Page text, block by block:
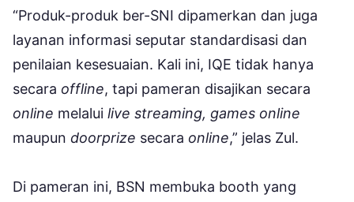
“Produk-produk ber-SNI dipamerkan dan juga
layanan informasi seputar standardisasi dan
penilaian kesesuaian. Kali ini, IQE tidak hanya
secara offline, tapi pameran disajikan secara
online melalui live streaming, games online
maupun doorprize secara online,” jelas Zul.
Di pameran ini, BSN membuka booth yang